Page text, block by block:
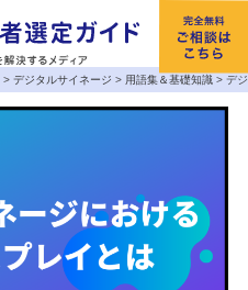
> デジタルサイネージ > 用語集＆基礎知識 >デ